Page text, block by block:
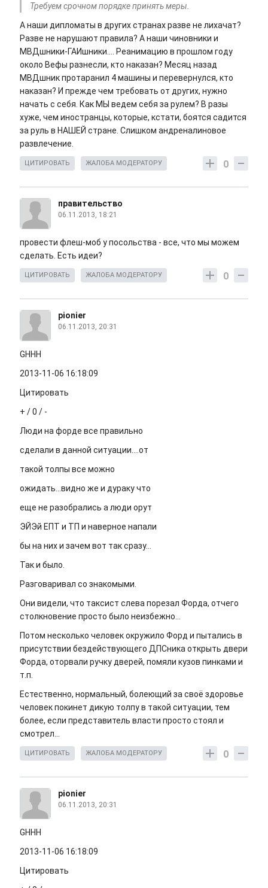
Требуем срочном порядке принять меры.
А наши дипломаты в других странах разве не лихачат?
Разве не нарушают правила? А наши чиновники и
МВДшники-ГАИшники.... Реанимацию в прошлом году
около Вефы разнесли, кто наказан? Месяц назад
МВДшник протаранил 4 машины и перевернулся, кто
наказан? И прежде чем требовать от других, нужно
начать с себя. Как МЫ ведем себя за рулем? В разы
хуже, чем иностранцы, которые, кстати, боятся садится
за руль в НАШЕЙ стране. Слишком андреналиновое
развлечение.
0
ЦИТИРОВАТЬ ЖАЛОБА МОДЕРАТОРУ
правительство
06.11.2013, 18:21
провести флеш-моб у посольства - все, что мы можем
сделать. Есть идеи?
0
ЦИТИРОВАТЬ ЖАЛОБА МОДЕРАТОРУ
pionier
06.11.2013, 20:31
GHHH
2013-11-06 16:18:09
Цитировать
+ / 0 / -
Люди на форде все правильно
сделали в данной ситуации....от
такой толпы все можно
ожидать...видно же и дураку что
еще не разобрались а люди орут
ЭЙЭй ЕПТ и ТП и наверное напали
бы на них и зачем вот так сразу...
Так и было.
Разговаривал со знакомыми.
Они видели, что таксист слева порезал Форда, отчего
столкновение просто было неизбежно...
Потом несколько человек окружило Форд и пытались в
присутствии бездействующего ДПСника открыть двери
Форда, оторвали ручку дверей, помяли кузов пинками и
т.п.
Естественно, нормальный, болеющий за своё здоровье
человек покинет дикую толпу в такой ситуации, тем
более, если представитель власти просто стоял и
смотрел...
0
ЦИТИРОВАТЬ ЖАЛОБА МОДЕРАТОРУ
pionier
06.11.2013, 20:31
GHHH
2013-11-06 16:18:09
Цитировать